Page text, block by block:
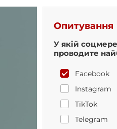
Опитування
У якій
проводите
Facebook
Instagram
TikTok
Telegram